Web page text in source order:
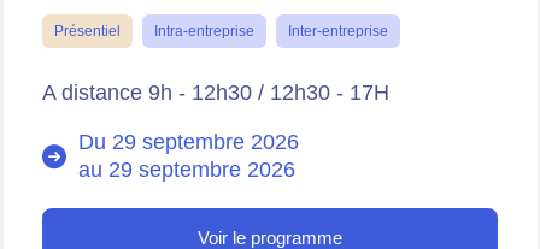
Présentiel Intra-entreprise Inter-entreprise
A distance 9h - 12h30 / 12h30 - 17H
Du 29 septembre 2026
au 29 septembre 2026
Voir le programme